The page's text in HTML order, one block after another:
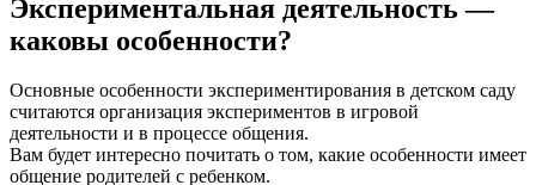
Экспериментальная деятельность —
каковы особенности?
Основные особенности экспериментирования в детском саду
считаются организация экспериментов в игровой
деятельности и в процессе общения.
Вам будет интересно почитать о том, какие особенности имеет
общение родителей с ребенком.